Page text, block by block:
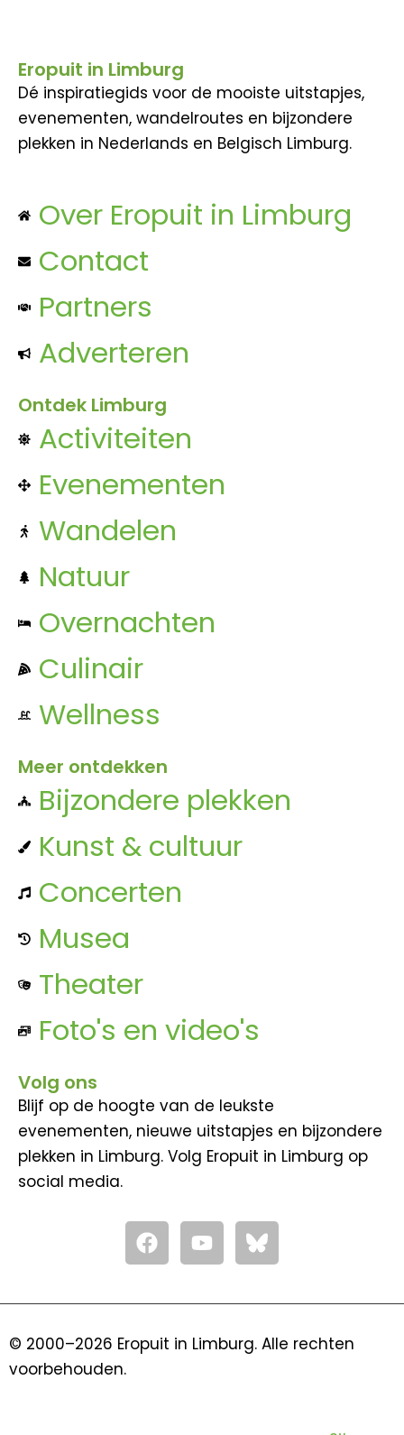
Eropuit in Limburg
Dé inspiratiegids voor de mooiste uitstapjes,
evenementen, wandelroutes en bijzondere
plekken in Nederlands en Belgisch Limburg.
Over Eropuit in Limburg
Contact
Partners
Adverteren
Ontdek Limburg
Activiteiten
Evenementen
Wandelen
Natuur
Overnachten
Culinair
Wellness
Meer ontdekken
Bijzondere plekken
Kunst & cultuur
Concerten
Musea
Theater
Foto's en video's
Volg ons
Blijf op de hoogte van de leukste
evenementen, nieuwe uitstapjes en bijzondere
plekken in Limburg. Volg Eropuit in Limburg op
social media.
F
a
c
e
o
Y
o
u
t
b
© 2000–2026 Eropuit in Limburg. Alle rechten
voorbehouden.